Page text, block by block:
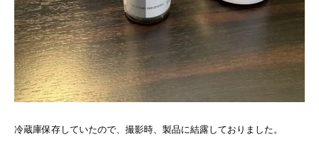
冷蔵庫保存していたので、撮影時、製品に結露しておりました。